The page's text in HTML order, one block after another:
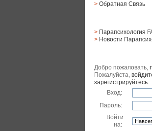
> Обратная Cвязь
> Парапсихология
> Новости
Добро пожаловать,
Пожалуйста,
зарегистрируйтесь.
Вход:
Пароль:
Войти
на: